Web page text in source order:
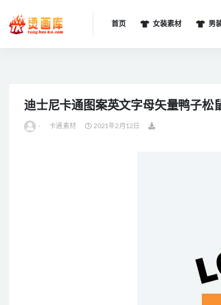
首页 女装素材 男
迪士尼卡通图案英文字母矢量鸭子松
- 卡通素材 2021年2月12日